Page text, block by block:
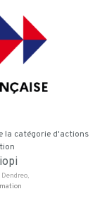
la catégorie d'actions